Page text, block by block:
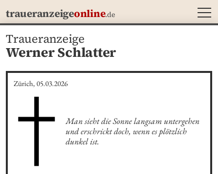
traueranzeigeonline.de
Traueranzeige
Werner Schlatter
Zürich, 05.03.2026
Man sieht die Sonne langsam untergehen
und erschrickt doch, wenn es plötzlich
dunkel ist.